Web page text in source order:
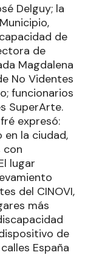
Delguy; la
de
de
Magdalena
No Videntes
funcionarios
SuperArte.
expresó:
en la ciudad,
con
lugar
del CINOVI,
más
de
España